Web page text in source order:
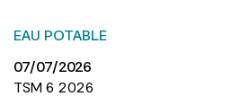
EAU POTABLE
07/07/2026
TSM 6 2026